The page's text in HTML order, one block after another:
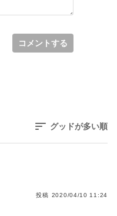
コメントする
グッドが多い順
投稿 2020/04/10 11:24